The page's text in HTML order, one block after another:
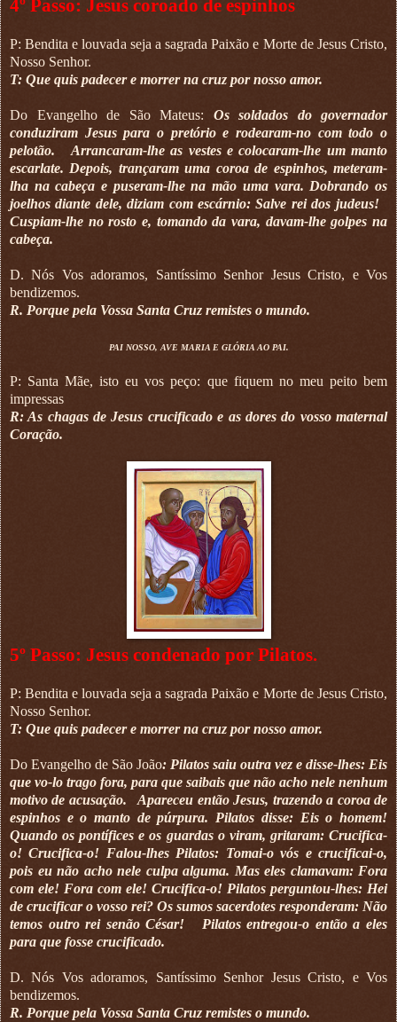
4º Passo: Jesus coroado de espinhos
P: Bendita e louvada seja a sagrada Paixão e Morte de Jesus Cristo,
Nosso Senhor.
T: Que quis padecer e morrer na cruz por nosso amor.
Do Evangelho de São Mateus: Os soldados do governador
conduziram Jesus para o pretório e rodearam-no com todo o
pelotão.
Arrancaram-lhe as vestes e colocaram-lhe um manto
escarlate. Depois, trançaram uma coroa de espinhos, meteram-
lha na cabeça e puseram-lhe na mão uma vara. Dobrando os
joelhos diante dele, diziam com escárnio: Salve rei dos judeus!
Cuspiam-lhe no rosto e, tomando da vara, davam-lhe golpes na
cabeça.
D. Nós Vos adoramos, Santíssimo Senhor Jesus Cristo, e Vos
bendizemos.
R. Porque pela Vossa Santa Cruz remistes o mundo.
PAI NOSSO, AVE MARIA E GLÓRIA AO PAI.
P: Santa Mãe, isto eu vos peço: que fiquem no meu peito bem
impressas
R: As chagas de Jesus crucificado e as dores do vosso maternal
Coração.
5º Passo: Jesus condenado por Pilatos.
P: Bendita e louvada seja a sagrada Paixão e Morte de Jesus Cristo,
Nosso Senhor.
T: Que quis padecer e morrer na cruz por nosso amor.
Do Evangelho de São João: Pilatos saiu outra vez e disse-lhes: Eis
que vo-lo trago fora, para que saibais que não acho nele nenhum
motivo de acusação.
Apareceu então Jesus, trazendo a coroa de
espinhos e o manto de púrpura. Pilatos disse: Eis o homem!
Quando os pontífices e os guardas o viram, gritaram: Crucifica-
o! Crucifica-o! Falou-lhes Pilatos: Tomai-o vós e crucificai-o,
pois eu não acho nele culpa alguma. Mas eles clamavam: Fora
com ele! Fora com ele! Crucifica-o! Pilatos perguntou-lhes: Hei
de crucificar o vosso rei? Os sumos sacerdotes responderam: Não
temos outro rei senão César!
Pilatos entregou-o então a eles
para que fosse crucificado.
D. Nós Vos adoramos, Santíssimo Senhor Jesus Cristo, e Vos
bendizemos.
R. Porque pela Vossa Santa Cruz remistes o mundo.